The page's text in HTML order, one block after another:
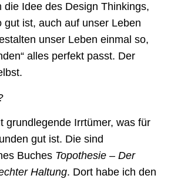
die Idee des Design Thinkings,
gut ist, auch auf unser Leben
unser Leben einmal so,
alles perfekt passt. Der
grundlegende Irrtümer, was für
gut ist. Die sind
Buches Topothesie – Der
Haltung. Dort habe ich den